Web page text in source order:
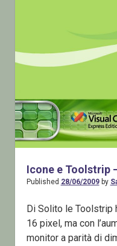
Icone e Toolstrip
Published 28/06/2009by
Di Solito le Toolstrip
16 pixel, ma con
monitor a parità di